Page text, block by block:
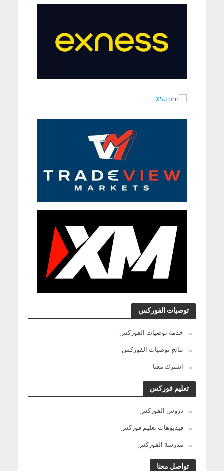
توصيات الفوركس
خدمة توصيات الفوركس
نتائج توصيات الفوركس
اشترك معنا
تعليم فوركس
دروس الفوركس
فيديوهات تعليم فوركس
مدرسة الفوركس
تواصل معنا